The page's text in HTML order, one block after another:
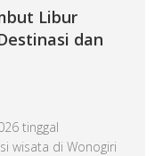
Libur
dan
tinggal
wisata di Wonogiri